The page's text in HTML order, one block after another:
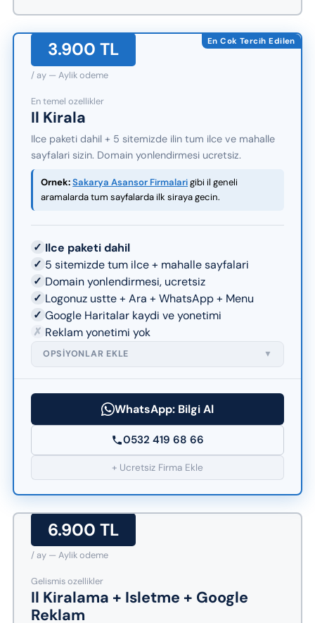
En Cok Tercih Edilen
3.900 TL
/ ay — Aylik odeme
En temel ozellikler
Il Kirala
Ilce paketi dahil + 5 sitemizde ilin tum ilce ve mahalle
sayfalari sizin. Domain yonlendirmesi ucretsiz.
Ornek:Sakarya Asansor Firmalarigibi il geneli
aramalarda tum sayfalarda ilk siraya gecin.
✓ Ilce paketi dahil
✓ 5 sitemizde tum ilce + mahalle sayfalari
✓ Domain yonlendirmesi, ucretsiz
✓ Logonuz ustte + Ara + WhatsApp + Menu
✓ Google Haritalar kaydi ve yonetimi
✗ Reklam yonetimi yok
OPSIYONLAR EKLE ▼
WhatsApp: Bilgi Al
0532 419 68 66
+ Ucretsiz Firma Ekle
6.900 TL
/ ay — Aylik odeme
Gelismis ozellikler
Il Kiralama + Isletme + Google
Reklam